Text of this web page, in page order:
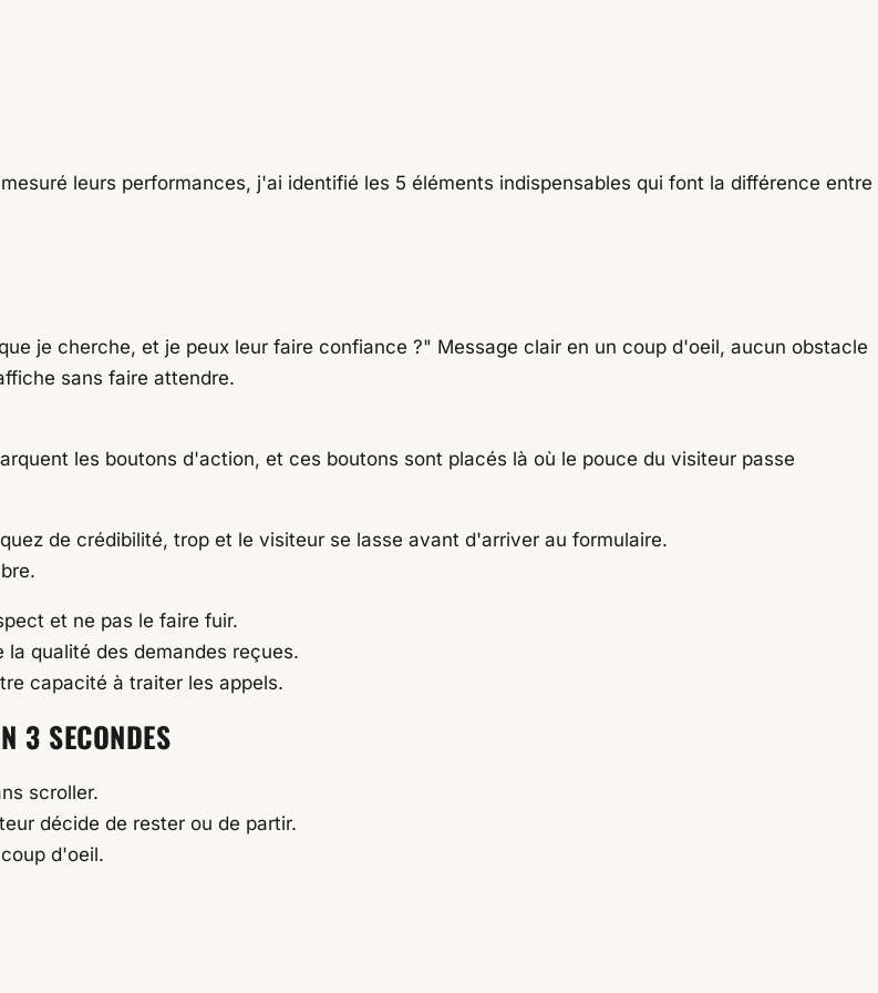
leurs performances, j'ai identifié les 5 éléments indispensables qui font la différence entre
je cherche, et je peux leur faire confiance ?" Message clair en un coup d'oeil, aucun obstacle
sans faire attendre.
les boutons d'action, et ces boutons sont placés là où le pouce du visiteur passe
de crédibilité, trop et le visiteur se lasse avant d'arriver au formulaire.
et ne pas le faire fuir.
qualité des demandes reçues.
capacité à traiter les appels.
3 SECONDES
scroller.
décide de rester ou de partir.
d'oeil.